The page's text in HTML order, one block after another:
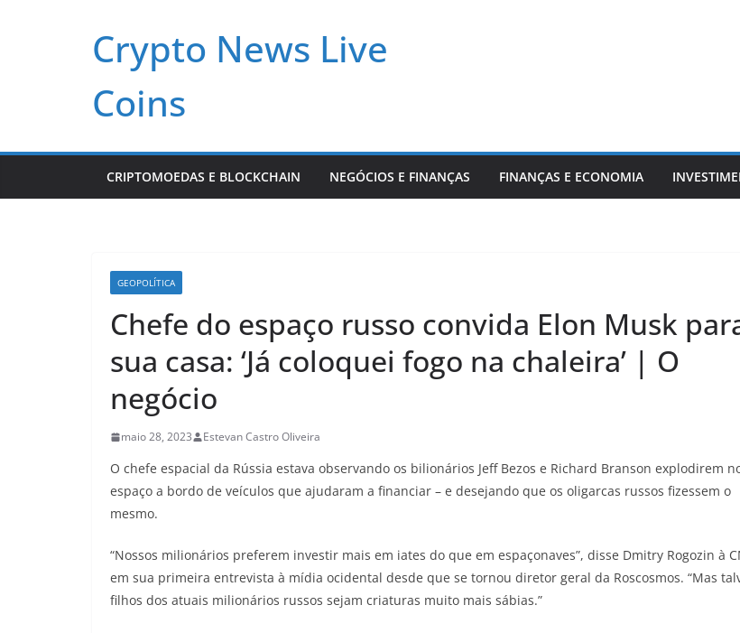
Crypto News Live
Coins
CRIPTOMOEDAS E BLOCKCHAIN NEGÓCIOS E FINANÇAS FINANÇAS E ECONOMIA
GEOPOLÍTICA
Chefe do espaço russo convida Elon Musk
sua casa: ‘Já coloquei fogo na chaleira’ | O
negócio
maio 28, 2023 Estevan Castro Oliveira
O chefe espacial da Rússia estava observando os bilionários Jeff Bezos e Richard Branson explodirem
espaço a bordo de veículos que ajudaram a financiar – e desejando que os oligarcas russos fizessem o
mesmo.
“Nossos milionários preferem investir mais em iates do que em espaçonaves”, disse Dmitry Rogozin à
em sua primeira entrevista à mídia ocidental desde que se tornou diretor geral da Roscosmos. “Mas
filhos dos atuais milionários russos sejam criaturas muito mais sábias.”